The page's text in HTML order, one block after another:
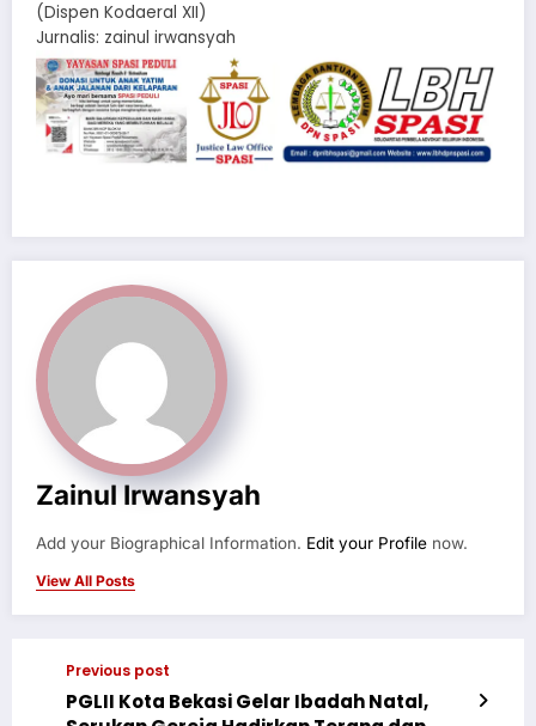
(Dispen Kodaeral XII)
Jurnalis: zainul irwansyah
Zainul Irwansyah
Add your Biographical Information. Edit your Profile now.
View All Posts
Previous post
PGLII Kota Bekasi Gelar Ibadah Natal,